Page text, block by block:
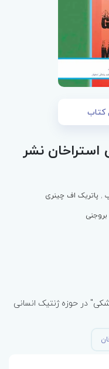
کتاب
نشر
, پاتریک اف چینری
در حوزه ژنتیک انسانی